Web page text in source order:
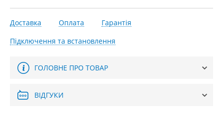
Доставка Оплата
Гарантія
Підключення та встановлення
ГОЛОВНЕ ПРО ТОВАР
ВІДГУКИ